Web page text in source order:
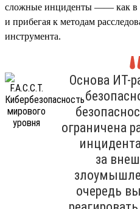
сложные инциденты —— как в
и прибегая к методам
инструмента.
Основа ИТ-
ограничена
за
очередь